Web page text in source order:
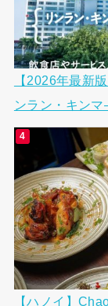
【2026年最新
ンラン・キン
【ハノイ】